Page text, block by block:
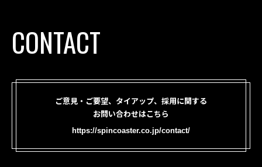
CONTACT
ご意見・ご要望、タイアップ、採用に関する
お問い合わせはこちら
https://spincoaster.co.jp/contact/